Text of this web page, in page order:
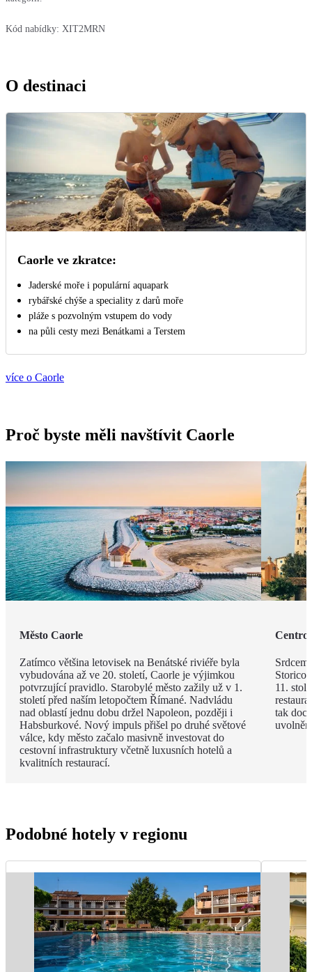
Kód nabídky: XIT2MRN
O destinaci
Caorle ve zkratce:
Jaderské moře i populární aquapark
rybářské chýše a speciality z darů moře
pláže s pozvolným vstupem do vody
na půli cesty mezi Benátkami a Terstem
více o Caorle
Proč byste měli navštívit Caorle
Město Caorle
Zatímco většina letovisek na Benátské riviéře byla
vybudována až ve 20. století, Caorle je výjimkou
potvrzující pravidlo. Starobylé město zažily už v 1.
století před naším letopočtem Římané. Nadvládu
nad oblastí jednu dobu držel Napoleon, později i
Habsburkové. Nový impuls přišel po druhé světové
válce, kdy město začalo masivně investovat do
cestovní infrastruktury včetně luxusních hotelů a
kvalitních restaurací.
Centro
11.
tak
Podobné hotely v regionu